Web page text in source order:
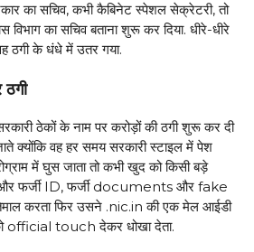
का सचिव, कभी कैबिनेट स्पेशल सेक्रेटरी, तो
विभाग का सचिव बताना शुरू कर दिया. धीरे-धीरे
ठगी के धंधे में उतर गया.
ठगी
ठेकों के नाम पर करोड़ों की ठगी शुरू कर दी
क्योंकि वह हर समय सरकारी स्टाइल में पेश
में घुस जाता तो कभी खुद को किसी बड़े
फर्जी ID, फर्जी documents और fake
करता फिर उसने .nic.in की एक मेल आईडी
official touch देकर धोखा देता.